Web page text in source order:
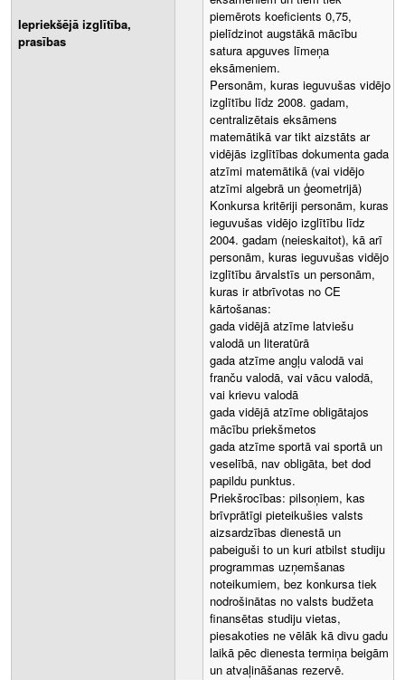
Iepriekšējā izglītība,
prasības
piemērots koeficients 0,75,
pielīdzinot augstākā mācību
satura apguves līmeņa
eksāmeniem.
Personām, kuras ieguvušas vidējo
izglītību līdz 2008. gadam,
centralizētais eksāmens
matemātikā var tikt aizstāts ar
vidējās izglītības dokumenta gada
atzīmi matemātikā (vai vidējo
atzīmi algebrā un ģeometrijā)
Konkursa kritēriji personām, kuras
ieguvušas vidējo izglītību līdz
2004. gadam (neieskaitot), kā arī
personām, kuras ieguvušas vidējo
izglītību ārvalstīs un personām,
kuras ir atbrīvotas no CE
kārtošanas:
gada vidējā atzīme latviešu
valodā un literatūrā
gada atzīme angļu valodā vai
franču valodā, vai vācu valodā,
vai krievu valodā
gada vidējā atzīme obligātajos
mācību priekšmetos
gada atzīme sportā vai sportā un
veselībā, nav obligāta, bet dod
papildu punktus.
Priekšrocības: pilsoņiem, kas
brīvprātīgi pieteikušies valsts
aizsardzības dienestā un
pabeiguši to un kuri atbilst studiju
programmas uzņemšanas
noteikumiem, bez konkursa tiek
nodrošinātas no valsts budžeta
finansētas studiju vietas,
piesakoties ne vēlāk kā divu gadu
laikā pēc dienesta termiņa beigām
un atvaļināšanas rezervē.